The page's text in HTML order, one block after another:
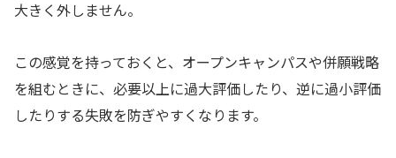
大きく外しません。
この感覚を持っておくと、オープンキャンパスや併願戦略
を組むときに、必要以上に過大評価したり、逆に過小評価
したりする失敗を防ぎやすくなります。